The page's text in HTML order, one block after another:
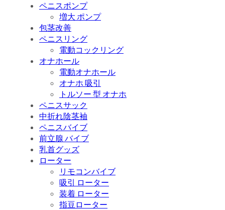
ペニスポンプ
増大 ポンプ
包茎改善
ペニスリング
電動コックリング
オナホール
電動オナホール
オナホ 吸引
トルソー 型 オナホ
ペニスサック
中折れ陰茎袖
ペニスバイブ
前立腺 バイブ
乳首グッズ
ローター
リモコンバイブ
吸引 ローター
装着 ローター
指豆ローター